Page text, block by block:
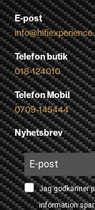
E-post
Telefon butik
018-124010
Telefon Mobil
0709-145444
Nyhetsbrev
Jag godkänner
information